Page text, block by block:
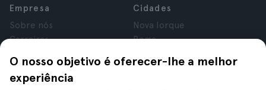
O nosso objetivo é oferecer-lhe a melhor
experiência
Empresa
Sobre nós
Carreiras
Avaliações
Privacidade
Cidades
Nova Iorque
Roma
Londres